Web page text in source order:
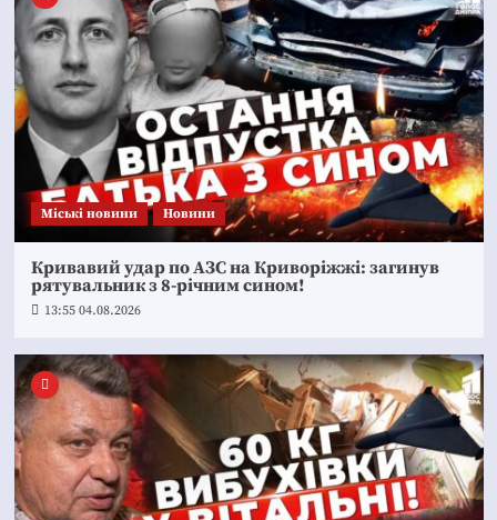
Mіські новини Новини
Кривавий удар по АЗС на Криворіжжі: загинув
рятувальник з 8-річним сином!
13:55 04.08.2026